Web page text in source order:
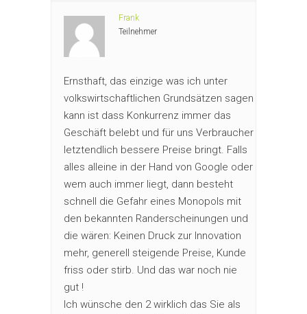
Frank
Teilnehmer
Ernsthaft, das einzige was ich unter
volkswirtschaftlichen Grundsätzen sagen
kann ist dass Konkurrenz immer das
Geschäft belebt und für uns Verbraucher
letztendlich bessere Preise bringt. Falls
alles alleine in der Hand von Google oder
wem auch immer liegt, dann besteht
schnell die Gefahr eines Monopols mit
den bekannten Randerscheinungen und
die wären: Keinen Druck zur Innovation
mehr, generell steigende Preise, Kunde
friss oder stirb. Und das war noch nie
gut !
Ich wünsche den 2 wirklich das Sie als